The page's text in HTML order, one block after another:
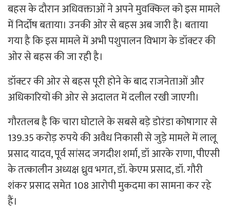
बहस के दौरान अधिवक्ताओं ने अपने मुवक्किल को इस मामले
में निर्दोष बताया। उनकी ओर से बहस अब जारी है। बताया
गया है कि इस मामले में अभी पशुपालन विभाग के डॉक्टर की
ओर से बहस की जा रही है।
डॉक्टर की ओर से बहस पूरी होने के बाद राजनेताओं और
अधिकारियों की ओर से अदालत में दलील रखी जाएगी।
गौरतलब है कि चारा घोटाले के सबसे बड़े डोरंडा कोषागार से
139.35 करोड़ रुपये की अवैध निकासी से जुड़े मामले में लालू
प्रसाद यादव, पूर्व सांसद जगदीश शर्मा, डॉ आरके राणा, पीएसी
के तत्कालीन अध्यक्ष ध्रुव भगत, डॉ. केएम प्रसाद, डॉ. गौरी
शंकर प्रसाद समेत 108 आरोपी मुकदमा का सामना कर रहे
हैं।